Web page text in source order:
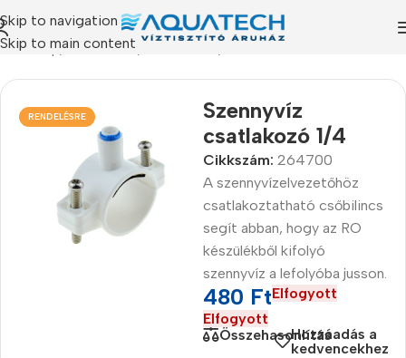
Skip to navigation
Skip to main content
Kezdőlap/Termékeink
RENDELÉSRE
Szennyvíz
csatlakozó 1/4
Cikkszám: 264700
A szennyvízelvezetőhöz
csatlakoztatható csőbilincs
segít abban, hogy az RO
készülékből kifolyó
szennyvíz a lefolyóba jusson.
480 FtElfogyott
Elfogyott
ÖsszehasonlításHozzáadás a
kedvencekhez